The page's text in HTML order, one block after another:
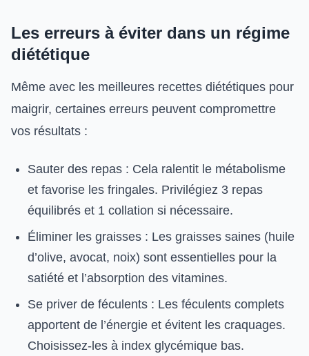
Les erreurs à éviter dans un régime
diététique
Même avec les meilleures recettes diététiques pour
maigrir, certaines erreurs peuvent compromettre
vos résultats :
Sauter des repas : Cela ralentit le métabolisme
et favorise les fringales. Privilégiez 3 repas
équilibrés et 1 collation si nécessaire.
Éliminer les graisses : Les graisses saines (huile
d’olive, avocat, noix) sont essentielles pour la
satiété et l’absorption des vitamines.
Se priver de féculents : Les féculents complets
apportent de l’énergie et évitent les craquages.
Choisissez-les à index glycémique bas.